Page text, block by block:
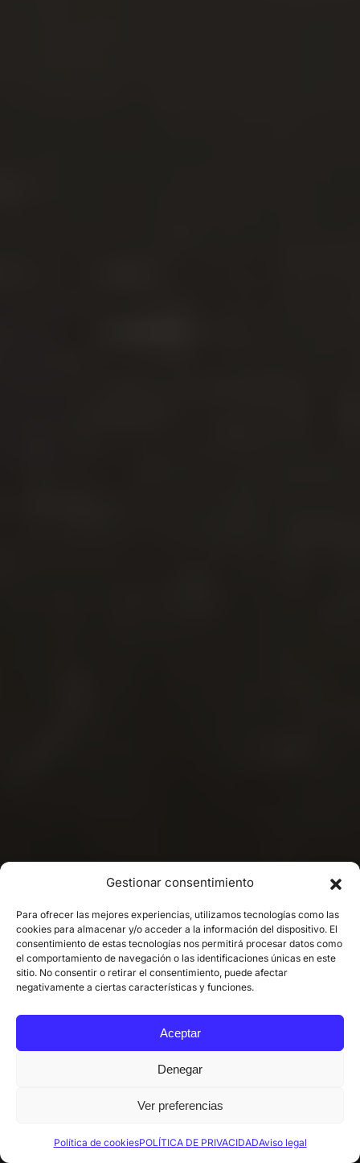
Gestionar consentimiento
Para ofrecer las mejores experiencias, utilizamos tecnologías como las
cookies para almacenar y/o acceder a la información del dispositivo. El
consentimiento de estas tecnologías nos permitirá procesar datos como
el comportamiento de navegación o las identificaciones únicas en este
sitio. No consentir o retirar el consentimiento, puede afectar
negativamente a ciertas características y funciones.
Aceptar
Denegar
Ver preferencias
Política de cookiesPOLÍTICA DE PRIVACIDADAviso legal